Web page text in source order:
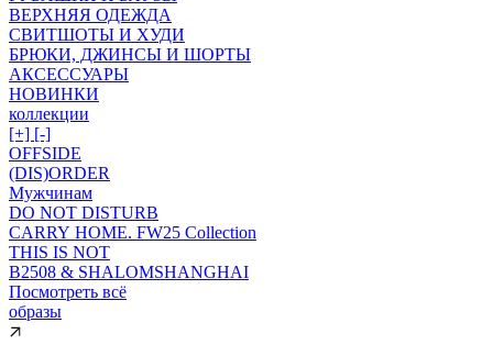
ВЕРХНЯЯ ОДЕЖДА
СВИТШОТЫ И ХУДИ
БРЮКИ, ДЖИНСЫ И ШОРТЫ
АКСЕССУАРЫ
НОВИНКИ
коллекции
[+] [-]
OFFSIDE
(DIS)ORDER
Мужчинам
DO NOT DISTURB
CARRY HOME. FW25 Collection
THIS IS NOT
B2508 & SHALOMSHANGHAI
Посмотреть всё
образы